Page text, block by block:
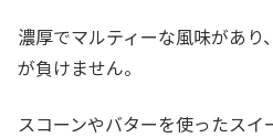
濃厚でマルティーな風味があり
が負けません。
スコーンやバターを使ったス